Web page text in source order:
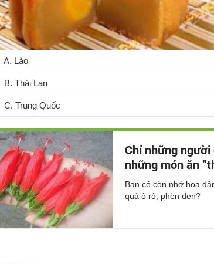
A. Lào
B. Thái Lan
C. Trung Quốc
Chỉ những
những món ăn
Bạn có còn nhớ hoa
quả ô rô, phèn đen?